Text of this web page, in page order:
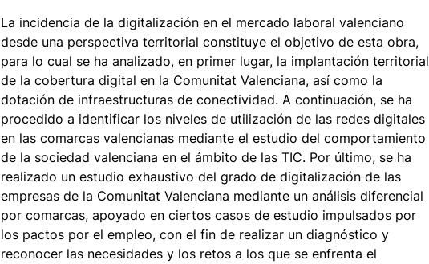
La incidencia de la digitalización en el mercado laboral valenciano
desde una perspectiva territorial constituye el objetivo de esta obra,
para lo cual se ha analizado, en primer lugar, la implantación territorial
de la cobertura digital en la Comunitat Valenciana, así como la
dotación de infraestructuras de conectividad. A continuación, se ha
procedido a identificar los niveles de utilización de las redes digitales
en las comarcas valencianas mediante el estudio del comportamiento
de la sociedad valenciana en el ámbito de las TIC. Por último, se ha
realizado un estudio exhaustivo del grado de digitalización de las
empresas de la Comunitat Valenciana mediante un análisis diferencial
por comarcas, apoyado en ciertos casos de estudio impulsados por
los pactos por el empleo, con el fin de realizar un diagnóstico y
reconocer las necesidades y los retos a los que se enfrenta el